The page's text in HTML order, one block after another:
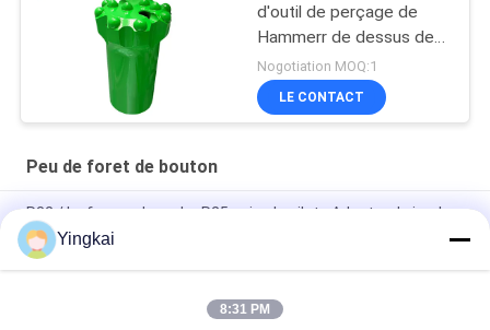
d'outil de perçage de
Hammerr de dessus de
carrière de l'exploitation
T45 de 89mm
Nogotiation MOQ:1
LE CONTACT
Peu de foret de bouton
R32 / Le forage de roche R25 usine le pilote Adapter de jambe
de peu de perceuse de carbure de tungstène
Adaptateur pilote de dérive et de tunneling 12° de diamètre 40
Yingkai
8:31 PM